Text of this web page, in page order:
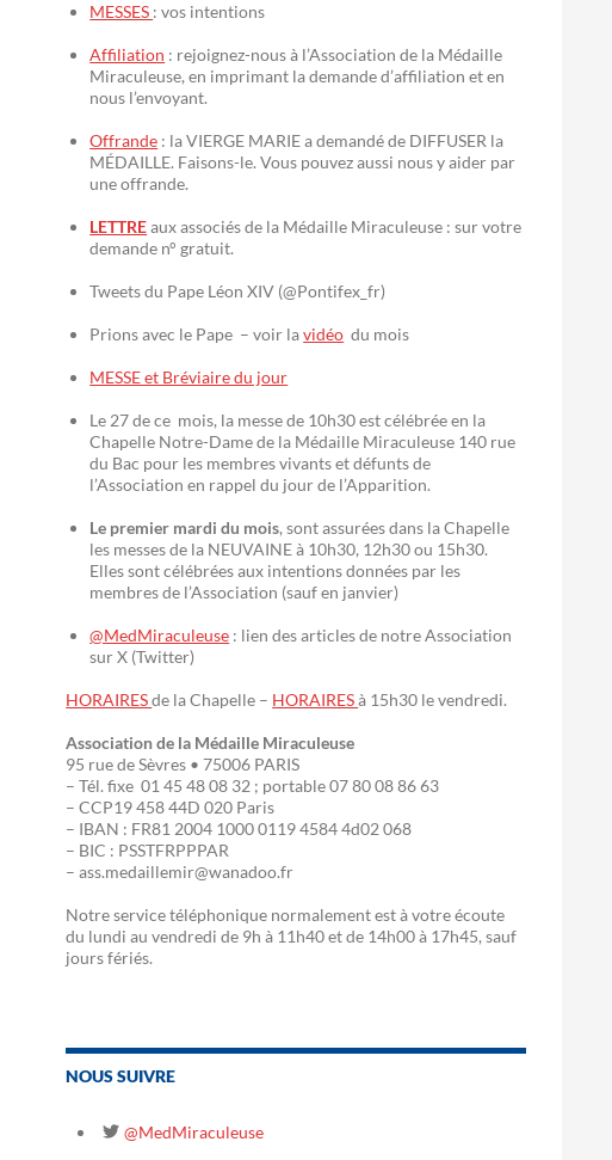
MESSES : vos intentions
Affiliation : rejoignez-nous à l’Association de la Médaille
Miraculeuse, en imprimant la demande d’affiliation et en
nous l’envoyant.
Offrande : la VIERGE MARIE a demandé de DIFFUSER la
MÉDAILLE. Faisons-le. Vous pouvez aussi nous y aider par
une offrande.
LETTREaux associés de la Médaille Miraculeuse : sur votre
demande n° gratuit.
Tweets du Pape Léon XIV (@Pontifex_fr)
Prions avec le Pape – voir lavidéo du mois
MESSE et Bréviaire du jour
Le 27 de ce mois, la messe de 10h30 est célébrée en la
Chapelle Notre-Dame de la Médaille Miraculeuse 140 rue
du Bac pour les membres vivants et défunts de
l’Association en rappel du jour de l’Apparition.
Le premier mardi du mois, sont assurées dans la Chapelle
les messes de la NEUVAINE à 10h30, 12h30 ou 15h30.
Elles sont célébrées aux intentions données par les
membres de l’Association (sauf en janvier)
@MedMiraculeuse : lien des articles de notre Association
sur X (Twitter)
HORAIRESde la Chapelle – HORAIRESà 15h30 le vendredi.
Association de la Médaille Miraculeuse
95 rue de Sèvres • 75006 PARIS
– Tél. fixe 01 45 48 08 32 ; portable 07 80 08 86 63
– CCP19 458 44D 020 Paris
– IBAN : FR81 2004 1000 0119 4584 4d02 068
– BIC : PSSTFRPPPAR
– ass.medaillemir@wanadoo.fr
Notre service téléphonique normalement est à votre écoute
du lundi au vendredi de 9h à 11h40 et de 14h00 à 17h45, sauf
jours fériés.
NOUS SUIVRE
@MedMiraculeuse